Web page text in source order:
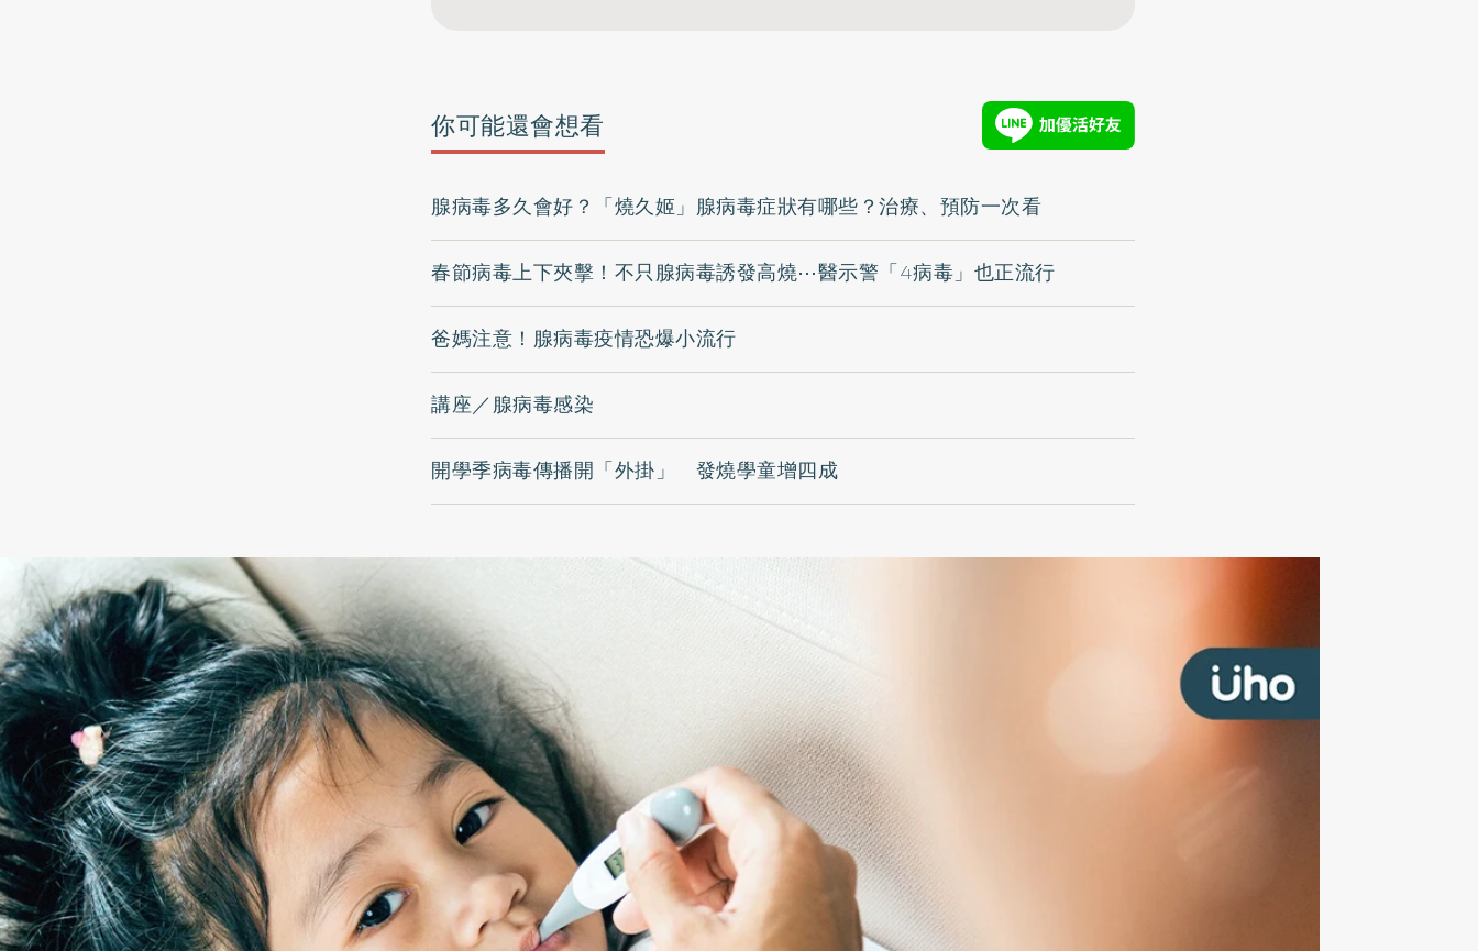
你可能還會想看
腺病毒多久會好？「燒久姬」腺病毒症狀有哪些？治療、預防一次看
春節病毒上下夾擊！不只腺病毒誘發高燒⋯醫示警「4病毒」也正流行
爸媽注意！腺病毒疫情恐爆小流行
講座／腺病毒感染
開學季病毒傳播開「外掛」 發燒學童增四成